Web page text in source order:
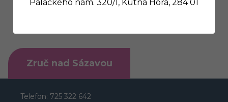
Zruč nad Sázavou
Telefon: 725 322 642
Palackého nám. 320/1, Kutná Hora, 284 01